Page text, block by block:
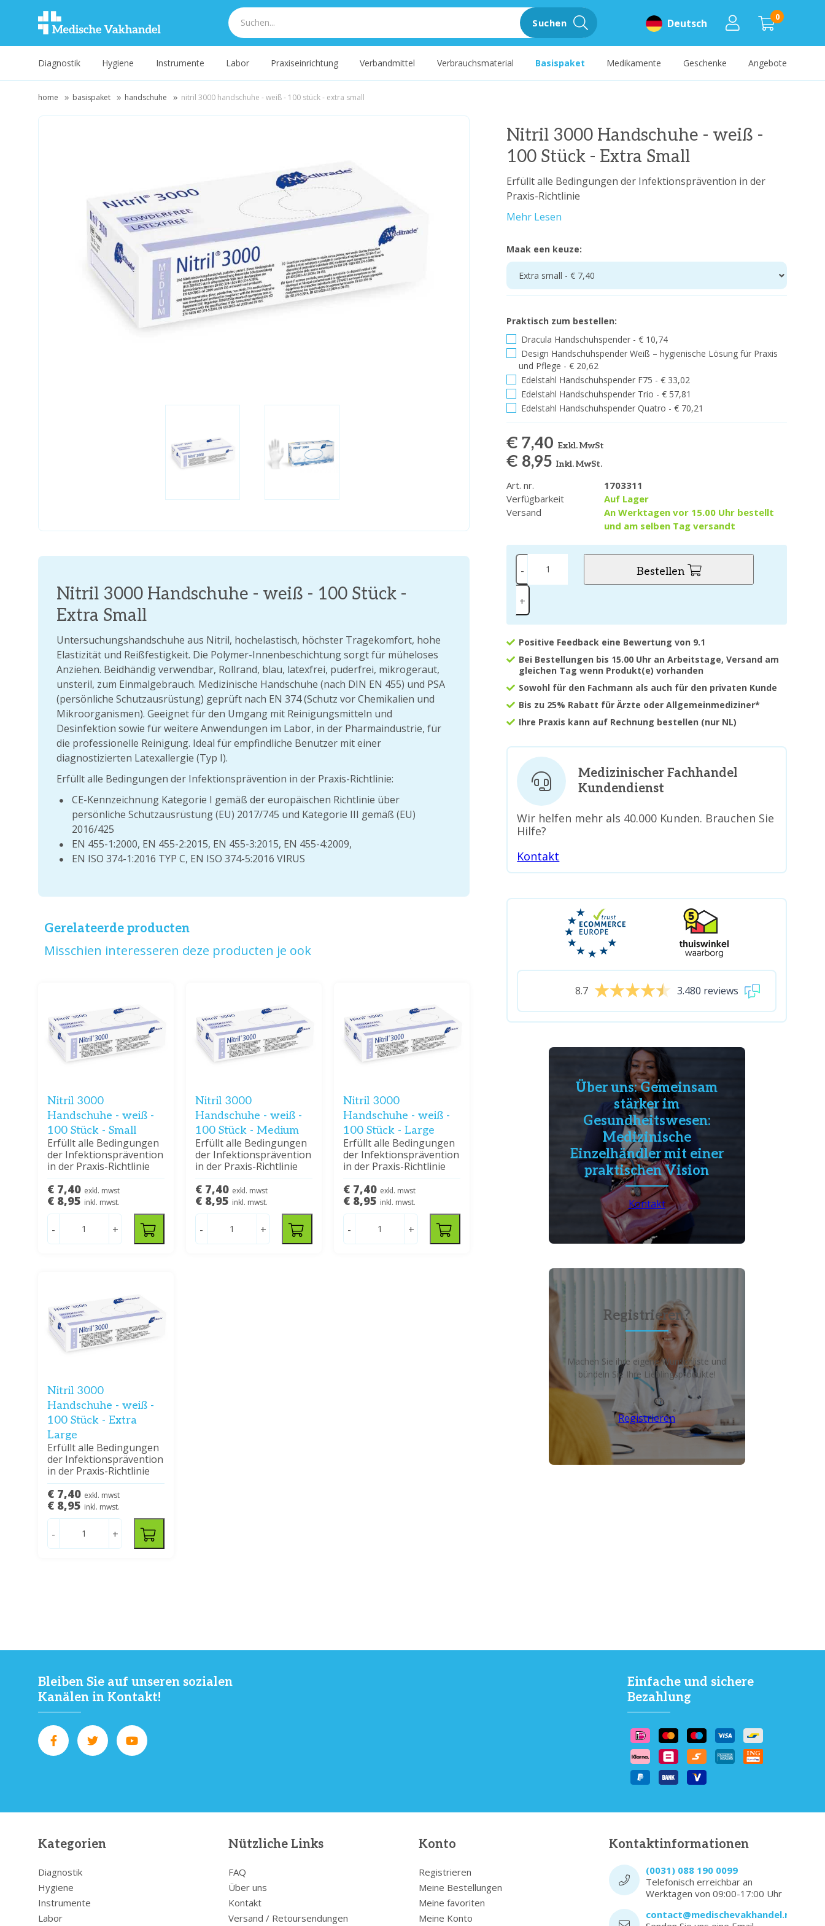
0
Deutsch
Suchen
Diagnostik Hygiene Instrumente Labor Praxiseinrichtung Verbandmittel Verbrauchsmaterial Basispaket Medikamente Geschenke Angebote
home basispaket handschuhe nitril 3000 handschuhe - weiß - 100 stück - extra small
Nitril 3000 Handschuhe - weiß -
100 Stück - Extra Small
Erfüllt alle Bedingungen der Infektionsprävention in der
Praxis-Richtlinie
Mehr Lesen
Maak een keuze:
Extra small - € 7,40
Praktisch zum bestellen:
Dracula Handschuhspender - € 10,74
Design Handschuhspender Weiß – hygienische Lösung für Praxis
und Pflege - € 20,62
Edelstahl Handschuhspender F75 - € 33,02
Edelstahl Handschuhspender Trio - € 57,81
Edelstahl Handschuhspender Quatro - € 70,21
€ 7,40 Exkl. MwSt
€ 8,95Inkl. MwSt.
Art. nr.
1703311
Verfügbarkeit
Auf Lager
Versand
An Werktagen vor 15.00 Uhr bestellt
und am selben Tag versandt
-
+
Bestellen
Positive Feedback eine Bewertung von 9.1
Bei Bestellungen bis 15.00 Uhr an Arbeitstage, Versand am
gleichen Tag wenn Produkt(e) vorhanden
Sowohl für den Fachmann als auch für den privaten Kunde
Bis zu 25% Rabatt für Ärzte oder Allgemeinmediziner*
Ihre Praxis kann auf Rechnung bestellen (nur NL)
Nitril 3000 Handschuhe - weiß - 100 Stück -
Extra Small
Untersuchungshandschuhe aus Nitril, hochelastisch, höchster Tragekomfort, hohe
Elastizität und Reißfestigkeit. Die Polymer-Innenbeschichtung sorgt für müheloses
Anziehen. Beidhändig verwendbar, Rollrand, blau, latexfrei, puderfrei, mikrogeraut,
unsteril, zum Einmalgebrauch. Medizinische Handschuhe (nach DIN EN 455) und PSA
(persönliche Schutzausrüstung) geprüft nach EN 374 (Schutz vor Chemikalien und
Mikroorganismen). Geeignet für den Umgang mit Reinigungsmitteln und
Desinfektion sowie für weitere Anwendungen im Labor, in der Pharmaindustrie, für
die professionelle Reinigung. Ideal für empfindliche Benutzer mit einer
diagnostizierten Latexallergie (Typ I).
Erfüllt alle Bedingungen der Infektionsprävention in der Praxis-Richtlinie:
CE-Kennzeichnung Kategorie I gemäß der europäischen Richtlinie über
persönliche Schutzausrüstung (EU) 2017/745 und Kategorie III gemäß (EU)
2016/425
EN 455-1:2000, EN 455-2:2015, EN 455-3:2015, EN 455-4:2009,
EN ISO 374-1:2016 TYP C, EN ISO 374-5:2016 VIRUS
Gerelateerde producten
Misschien interesseren deze producten je ook
Nitril 3000
Handschuhe - weiß -
100 Stück - Small
Erfüllt alle Bedingungen
der Infektionsprävention
in der Praxis-Richtlinie
€ 7,40 exkl. mwst
€ 8,95 inkl. mwst.
- +
Nitril 3000
Handschuhe - weiß -
100 Stück - Medium
Erfüllt alle Bedingungen
der Infektionsprävention
in der Praxis-Richtlinie
€ 7,40 exkl. mwst
€ 8,95 inkl. mwst.
- +
Nitril 3000
Handschuhe - weiß -
100 Stück - Large
Erfüllt alle Bedingungen
der Infektionsprävention
in der Praxis-Richtlinie
€ 7,40 exkl. mwst
€ 8,95 inkl. mwst.
- +
Nitril 3000
Handschuhe - weiß -
100 Stück - Extra
Large
Erfüllt alle Bedingungen
der Infektionsprävention
in der Praxis-Richtlinie
€ 7,40 exkl. mwst
€ 8,95 inkl. mwst.
- +
Medizinischer Fachhandel
Kundendienst
Wir helfen mehr als 40.000 Kunden. Brauchen Sie
Hilfe?
Kontakt
8.7 3.480 reviews
Über uns: Gemeinsam
stärker im
Gesundheitswesen:
Medizinische
Einzelhändler mit einer
praktischen Vision
Kontakt
Registrieren?
Machen Sie ihre eigene Wunschliste und
bündeln Sie Ihre Lieblingsprodukte!
Registrieren
Bleiben Sie auf unseren sozialen
Kanälen in Kontakt!
Einfache und sichere
Bezahlung
Kategorien
Diagnostik
Hygiene
Instrumente
Labor
Nützliche Links
FAQ
Über uns
Kontakt
Versand / Retoursendungen
Konto
Registrieren
Meine Bestellungen
Meine favoriten
Meine Konto
Kontaktinformationen
(0031) 088 190 0099
Telefonisch erreichbar an
Werktagen von 09:00-17:00 Uhr
contact@medischevakhandel.nl